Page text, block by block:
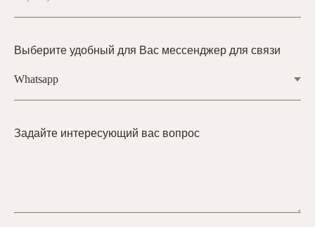
Выберите удобный для Вас мессенджер для связи
Задайте интересующий вас вопрос